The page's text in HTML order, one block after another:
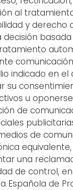
al
y derecho
decisión
indicado en el
su
u
de
de
una
de control,
Española de